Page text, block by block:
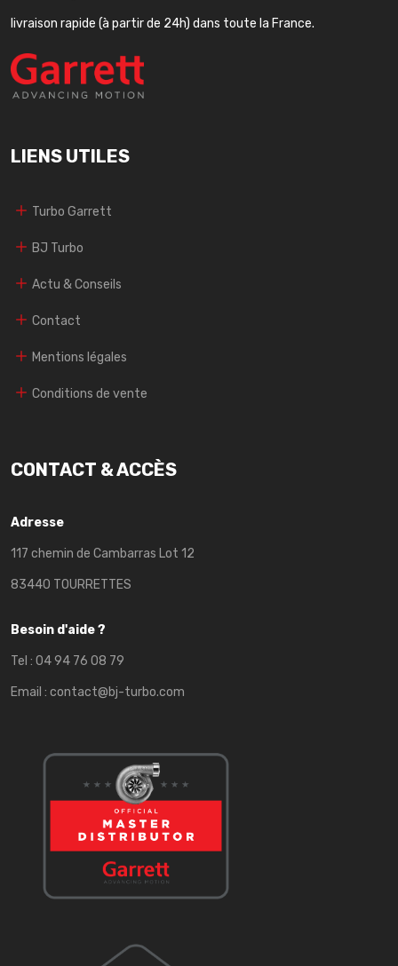
livraison rapide (à partir de 24h) dans toute la France.
LIENS UTILES
Turbo Garrett
BJ Turbo
Actu & Conseils
Contact
Mentions légales
Conditions de vente
CONTACT & ACCÈS
Adresse
117 chemin de Cambarras Lot 12
83440 TOURRETTES
Besoin d'aide ?
Tel : 04 94 76 08 79
Email : contact@bj-turbo.com